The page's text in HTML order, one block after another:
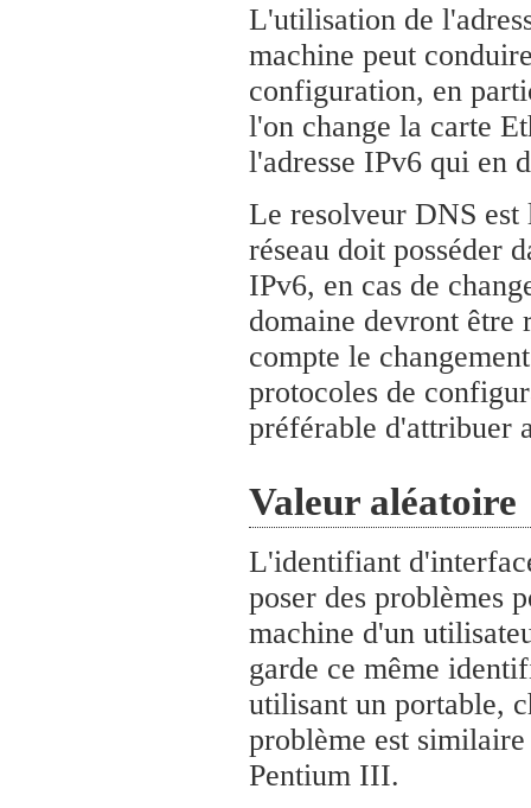
L'utilisation de
machine peut
configuration, en
l'on change la carte
l'adresse IPv6 qui en
Le resolveur DNS est
réseau doit posséder
IPv6, en cas de
domaine devront être
compte le
protocoles de
préférable d'attribuer
Valeur aléatoire
L'identifiant
poser des problèmes
machine d'un
garde ce même
utilisant un portable,
problème est
Pentium III.